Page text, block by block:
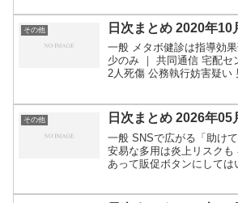
その他 日次まとめ 2020年10
一般 メタボ健診は指導効
少のみ ｜ 共同通信 宅配セ
2人死傷 公務執行妨害疑い
:...
その他 日次まとめ 2026年05
一般 SNSで広がる「助け
安易な多用は炎上リスク
あって販促ボタンにしては